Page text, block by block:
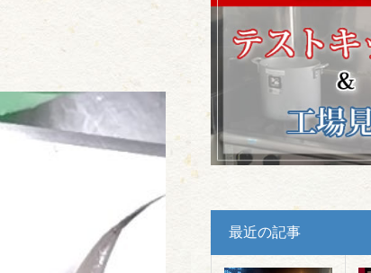
最近の記事